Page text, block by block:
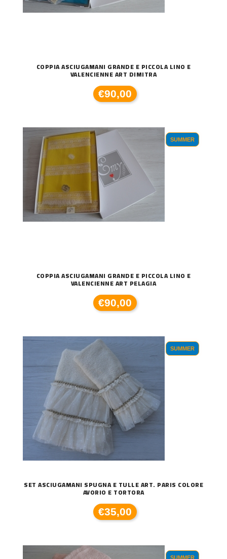
COPPIA ASCIUGAMANI GRANDE E PICCOLA LINO E
VALENCIENNE ART DIMITRA
€90,00
SUMMER
COPPIA ASCIUGAMANI GRANDE E PICCOLA LINO E
VALENCIENNE ART PELAGIA
€90,00
SUMMER
SET ASCIUGAMANI SPUGNA E TULLE ART. PARIS COLORE
AVORIO E TORTORA
€35,00
SUMMER